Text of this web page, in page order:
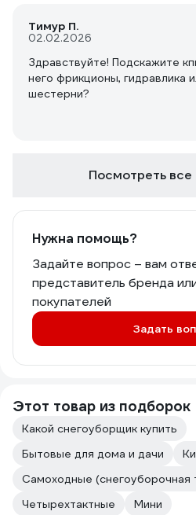
Тимур П.
02.02.2026
Здравствуйте! Подскажите
него фрикционы, гидравлика
шестерни?
Посмотреть
Нужна помощь?
Задайте вопрос – вам
представитель бренда
покупателей
Задать
Этот товар из подборок
Какой снегоуборщик купить
Бытовые для дома и дачи
Четырехтактные
Мини